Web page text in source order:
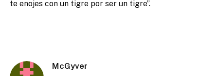
te enojes con un tigre por ser un tigre”.
McGyver